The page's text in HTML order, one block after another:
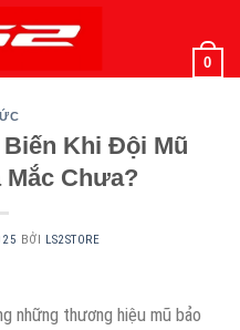
0
Khi Đội Mũ
Mắc Chưa?
BỞI LS2STORE
những thương hiệu mũ bảo